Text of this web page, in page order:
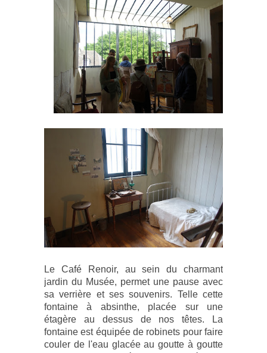
Le Café Renoir, au sein du charmant
jardin du Musée, permet une pause avec
sa verrière et ses souvenirs. Telle cette
fontaine à absinthe, placée sur une
étagère au dessus de nos têtes. La
fontaine est équipée de robinets pour faire
couler de l'eau glacée au goutte à goutte